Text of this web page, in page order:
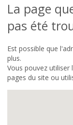
La page
pas été
Est possible que
plus.
Vous pouvez
pages du site ou